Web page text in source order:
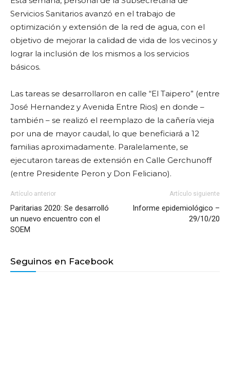
Servicios Sanitarios avanzó en el trabajo de
optimización y extensión de la red de agua, con el
objetivo de mejorar la calidad de vida de los vecinos y
lograr la inclusión de los mismos a los servicios
básicos.
Las tareas se desarrollaron en calle “El Taipero” (entre
José Hernandez y Avenida Entre Rios) en donde –
también – se realizó el reemplazo de la cañería vieja
por una de mayor caudal, lo que beneficiará a 12
familias aproximadamente. Paralelamente, se
ejecutaron tareas de extensión en Calle Gerchunoff
(entre Presidente Peron y Don Feliciano).
Artículo anterior
Paritarias 2020: Se desarrolló
un nuevo encuentro con el
SOEM
Artículo siguiente
Informe epidemiológico –
29/10/20
Seguinos en Facebook